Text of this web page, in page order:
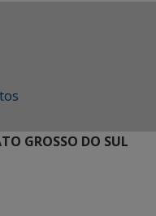
GROSSO DO SUL